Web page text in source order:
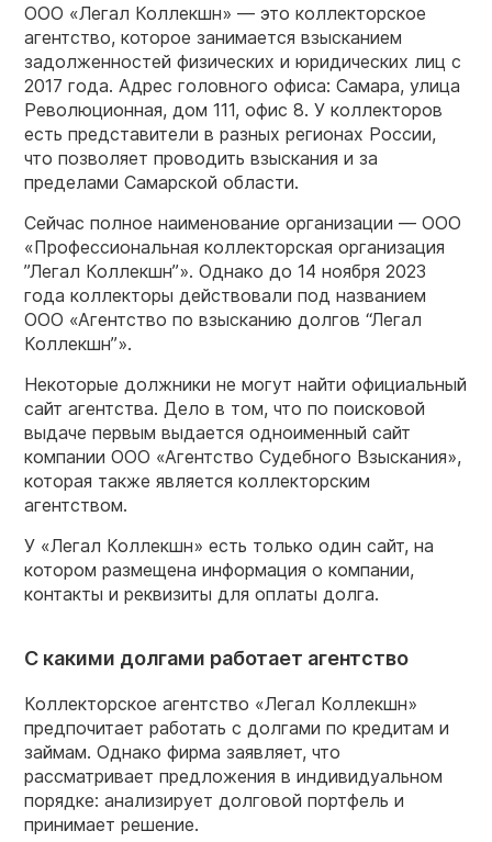
ООО «Легал Коллекшн» — это коллекторское
агентство, которое занимается взысканием
задолженностей физических и юридических лиц с
2017 года. Адрес головного офиса: Самара, улица
Революционная, дом 111, офис 8. У коллекторов
есть представители в разных регионах России,
что позволяет проводить взыскания и за
пределами Самарской области.
Сейчас полное наименование организации — ООО
«Профессиональная коллекторская организация
”Легал Коллекшн”». Однако до 14 ноября 2023
года коллекторы действовали под названием
ООО «Агентство по взысканию долгов “Легал
Коллекшн”».
Некоторые должники не могут найти официальный
сайт агентства. Дело в том, что по поисковой
выдаче первым выдается одноименный сайт
компании ООО «Агентство Судебного Взыскания»,
которая также является коллекторским
агентством.
У «Легал Коллекшн» есть только один сайт, на
котором размещена информация о компании,
контакты и реквизиты для оплаты долга.
С какими долгами работает агентство
Коллекторское агентство «Легал Коллекшн»
предпочитает работать с долгами по кредитам и
займам. Однако фирма заявляет, что
рассматривает предложения в индивидуальном
порядке: анализирует долговой портфель и
принимает решение.